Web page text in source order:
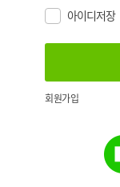
아이디저장
회원가입